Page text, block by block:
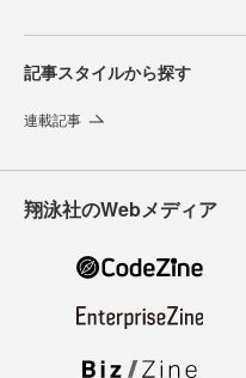
記事スタイルから探す
連載記事
翔泳社のWebメディア